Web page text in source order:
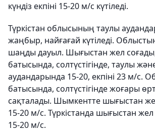
күндіз екпіні 15-20 м/с күтіледі.
Түркістан облысының таулы
жаңбыр, найғағай күтіледі.
шаңды дауыл. Шығыстан жел
батысында, солтүстігінде, таулы
аудандарында 15-20, екпіні 23 м/с.
батысында, солтүстігінде жоғары
сақталады. Шымкентте шығыстан
15-20 м/с. Түркістанда шығыстан жел
15-20 м/с.